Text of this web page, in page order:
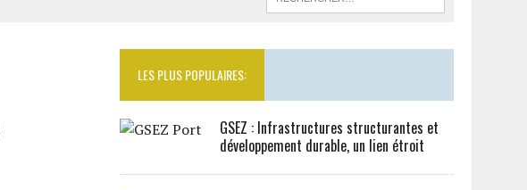
LES PLUS POPULAIRES:
GSEZ : Infrastructures structurantes et
développement durable, un lien étroit